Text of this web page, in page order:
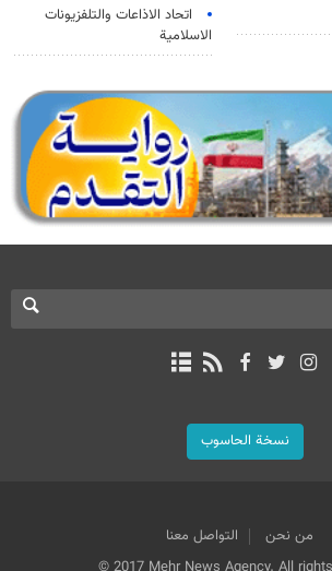
اتحاد الاذاعات والتلفزيونات
الاسلامية
نسخة الحاسوب
من نحن
التواصل معنا